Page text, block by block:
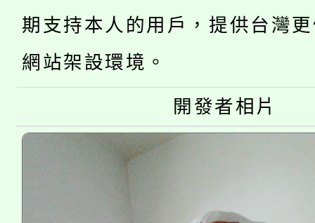
車」活動
桃園市115學年度學生
生本土語及新住民語歌
公告本校115學年度第
代理(課)教師甄選結果(
公告本校115學年度第
代理(課)教師甄選結果(
轉知中國文化大學推廣
《TA101》溝通分析基
程，歡迎學生輔導中心
期支持本人的用戶，提供台灣
網站架設環境。
開發者相片